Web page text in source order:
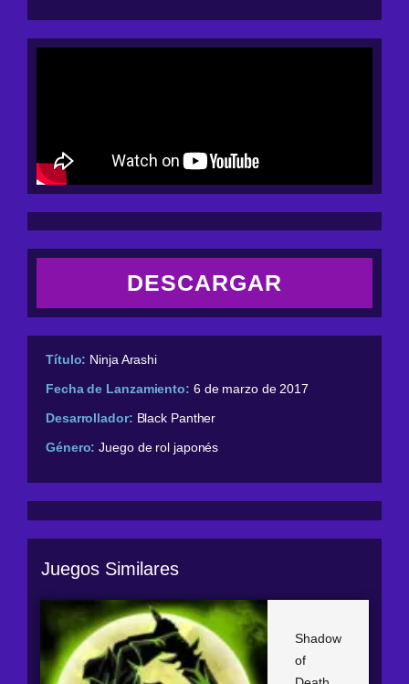
DESCARGAR
Título: Ninja Arashi
Fecha de Lanzamiento: 6 de marzo de 2017
Desarrollador: Black Panther
Género: Juego de rol japonés
Juegos Similares
Shadow
of